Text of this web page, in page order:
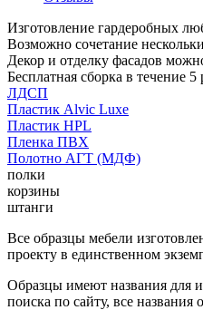
Изготовление гардеробных
Возможно сочетание
Декор и отделку фасадов
Бесплатная сборка в течение 5
ЛДСП
Пластик Alvic Luxe
Пластик HPL
Пленка ПВХ
Полотно АГТ (МДФ)
полки
корзины
штанги
Все образцы мебели
проекту в единственном
Образцы имеют названия для
поиска по сайту, все названия